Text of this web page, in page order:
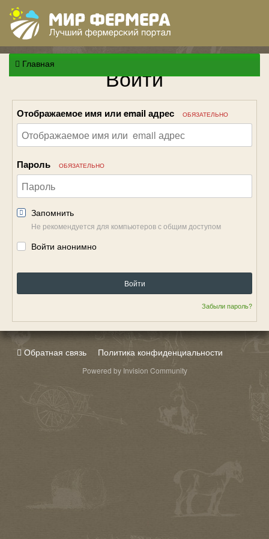
Главная Войти
Отображаемое имя или email адрес ОБЯЗАТЕЛЬНО
Пароль ОБЯЗАТЕЛЬНО
Запомнить
Не рекомендуется для компьютеров с общим доступом
Войти анонимно
Войти
Забыли пароль?
Обратная связь Политика конфиденциальности
Powered by Invision Community